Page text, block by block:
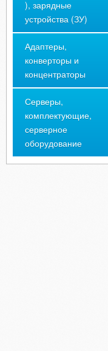
), зарядные
устройства (ЗУ)
Адаптеры,
конверторы и
концентраторы
Серверы,
комплектующие,
серверное
оборудование